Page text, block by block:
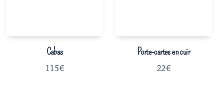
Cabas
115€
Porte-cartes en cuir
22€